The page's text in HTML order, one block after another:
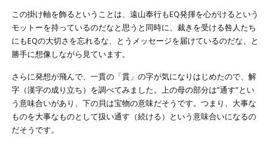
この掛け軸を飾るということは、遠山奉行もEQ発揮を心がけるという
モットーを持っているのだなと思うと同時に、裁きを受ける咎人たち
にもEQの大切さを忘れるな、とうメッセージを届けているのだな、と
勝手に想像しながら見ています。
さらに発想が飛んで、一貫の「貫」の字が気になりはじめたので、解
字（漢字の成り立ち）を調べてみました。上の母の部分は”通す”とい
う意味合いがあり、下の貝は宝物の意味だそうです。つまり、大事な
ものを大事なものとして扱い通す（続ける）という意味合いになるの
だそうです。